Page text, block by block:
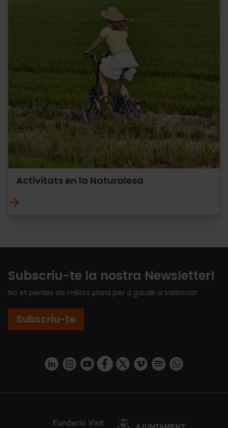
Activitats en la Naturalesa
Subscriu-te la nostra Newsletter!
No et perdes els millors plans per a gaudir a València!
Subscriu-te
https://www.linkedin.com/company/turismo-valencia/mycompany/
https://www.instagram.com/visit_valencia/
https://www.youtube.com/user/
https://www.facebook.com/
https://twitter.com/
https://vimeo.com/
https://https://api.whatsapp.com/